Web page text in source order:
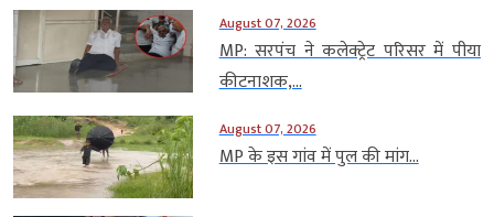
August 07, 2026
MP: सरपंच ने कलेक्ट्रेट परिसर में पीया
कीटनाशक,...
August 07, 2026
MP के इस गांव में पुल की मांग...